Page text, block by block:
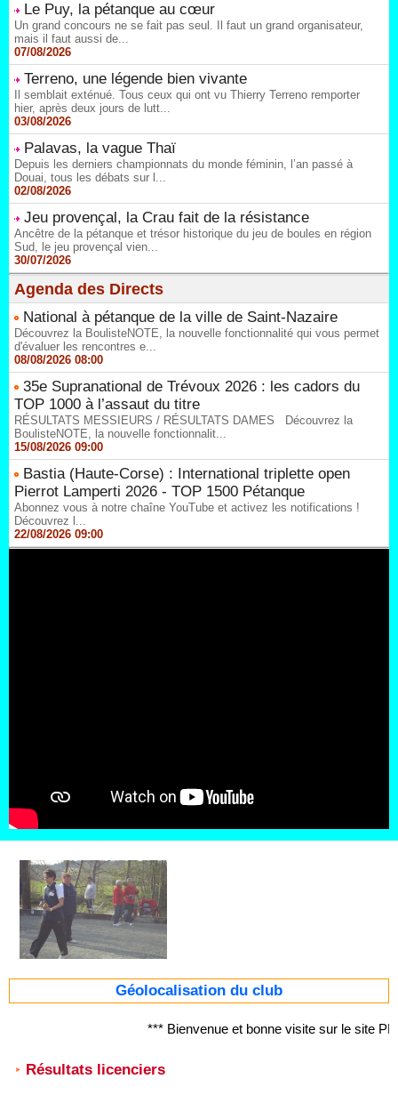
Géolocalisation du club
*** Bienvenue et bonne visite sur le site
Résultats licenciers
Le Puy, la pétanque au cœur
Un grand concours ne se fait pas seul. Il faut un grand organisateur,
mais il faut aussi de...
07/08/2026
Terreno, une légende bien vivante
Il semblait exténué. Tous ceux qui ont vu Thierry Terreno remporter
hier, après deux jours de lutt...
03/08/2026
Palavas, la vague Thaï
Depuis les derniers championnats du monde féminin, l’an passé à
Douai, tous les débats sur l...
02/08/2026
Jeu provençal, la Crau fait de la résistance
Ancêtre de la pétanque et trésor historique du jeu de boules en région
Sud, le jeu provençal vien...
30/07/2026
Agenda des Directs
National à pétanque de la ville de Saint-Nazaire
Découvrez la BoulisteNOTE, la nouvelle fonctionnalité qui vous permet
d'évaluer les rencontres e...
08/08/2026 08:00
35e Supranational de Trévoux 2026 : les cadors du
TOP 1000 à l’assaut du titre
RÉSULTATS MESSIEURS / RÉSULTATS DAMES Découvrez la
BoulisteNOTE, la nouvelle fonctionnalit...
15/08/2026 09:00
Bastia (Haute-Corse) : International triplette open
Pierrot Lamperti 2026 - TOP 1500 Pétanque
Abonnez vous à notre chaîne YouTube et activez les notifications !
Découvrez l...
22/08/2026 09:00